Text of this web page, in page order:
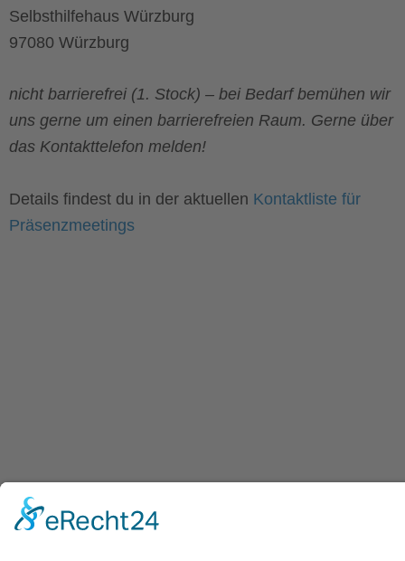
Selbsthilfehaus Würzburg
97080 Würzburg
nicht barrierefrei (1. Stock) – bei Bedarf bemühen wir
uns gerne um einen barrierefreien Raum. Gerne über
das Kontakttelefon melden!
Details findest du in der aktuellen Kontaktliste für
Präsenzmeetings